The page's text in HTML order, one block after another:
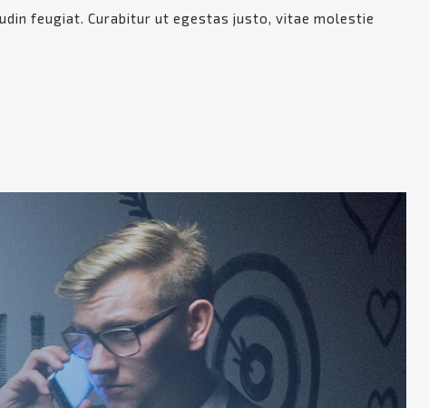
feugiat. Curabitur ut egestas justo, vitae molestie